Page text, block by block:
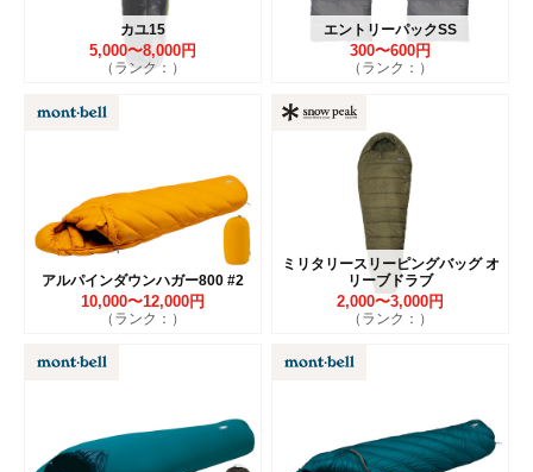
カユ15
5,000〜8,000円
（ランク：）
エントリーパックSS
300〜600円
（ランク：）
アルパインダウンハガー800 #2
10,000〜12,000円
（ランク：）
ミリタリースリーピングバッグ オ
リーブドラブ
2,000〜3,000円
（ランク：）